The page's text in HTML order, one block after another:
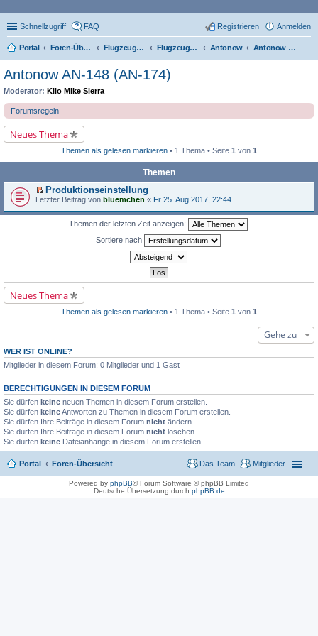
Schnellzugriff FAQ Anmelden
Registrieren
Portal Foren-Übersicht Flugzeugtypen, Triebwerke und Technik Flugzeug-Typen Antonow Antonow AN-148 (AN-174)
Antonow AN-148 (AN-174)
Moderator: Kilo Mike Sierra
Forumsregeln
Neues Thema
Themen als gelesen markieren • 1 Thema • Seite 1 von 1
Themen
E
s
l
e
s
e
i
t
a
g
Produktionseinstellung
Letzter Beitrag von bluemchen « Fr 25. Aug 2017, 22:44
Themen der letzten Zeit anzeigen:
Sortiere nach
Neues Thema
Themen als gelesen markieren • 1 Thema • Seite 1 von 1
Gehe zu
WER IST ONLINE?
Mitglieder in diesem Forum: 0 Mitglieder und 1 Gast
BERECHTIGUNGEN IN DIESEM FORUM
Sie dürfen keine neuen Themen in diesem Forum erstellen.
Sie dürfen keineAntworten zu Themen in diesem Forum erstellen.
Sie dürfen Ihre Beiträge in diesem Forum nicht ändern.
Sie dürfen Ihre Beiträge in diesem Forum nicht löschen.
Sie dürfen keine Dateianhänge in diesem Forum erstellen.
Portal Foren-Übersicht Mitglieder
Das Team
Powered by phpBB® Forum Software © phpBB Limited
Deutsche Übersetzung durch phpBB.de